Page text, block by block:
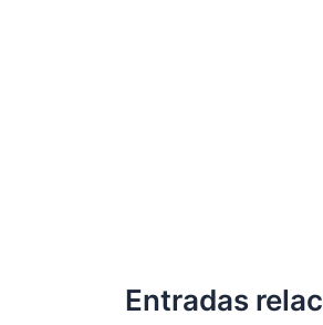
Entradas